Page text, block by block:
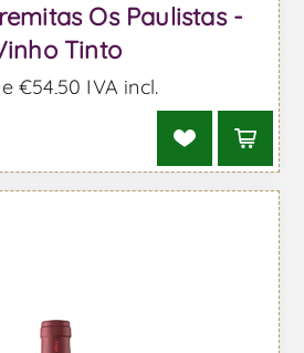
Os Paulistas -
Tinto
€54,50 IVA incl.